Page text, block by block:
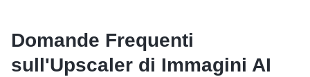
Domande Frequenti
sull'Upscaler di Immagini AI